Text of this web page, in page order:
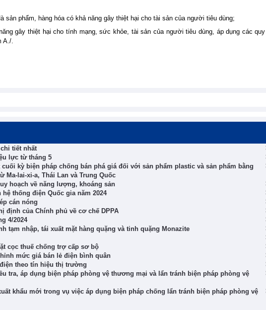
sản phẩm, hàng hóa có khả năng gây thiệt hại cho tài sản của người tiêu dùng;
gây thiệt hại cho tính mạng, sức khỏe, tài sản của người tiêu dùng, áp dụng các quy
A./.
tiết nhất
lực từ tháng 5
kỳ biện pháp chống bán phá giá đối với sản phẩm plastic và sản phẩm bằng
lai-xi-a, Thái Lan và Trung Quốc
hoạch về năng lượng, khoáng sản
thống điện Quốc gia năm 2024
cán nóng
định của Chính phủ về cơ chế DPPA
4/2024
tạm nhập, tái xuất mặt hàng quặng và tinh quặng Monazite
cọc thuế chống trợ cấp sơ bộ
mức giá bán lẻ điện bình quân
theo tín hiệu thị trường
tra, áp dụng biện pháp phòng vệ thương mại và lẩn tránh biện pháp phòng vệ
khẩu mới trong vụ việc áp dụng biện pháp chống lẩn tránh biện pháp phòng vệ